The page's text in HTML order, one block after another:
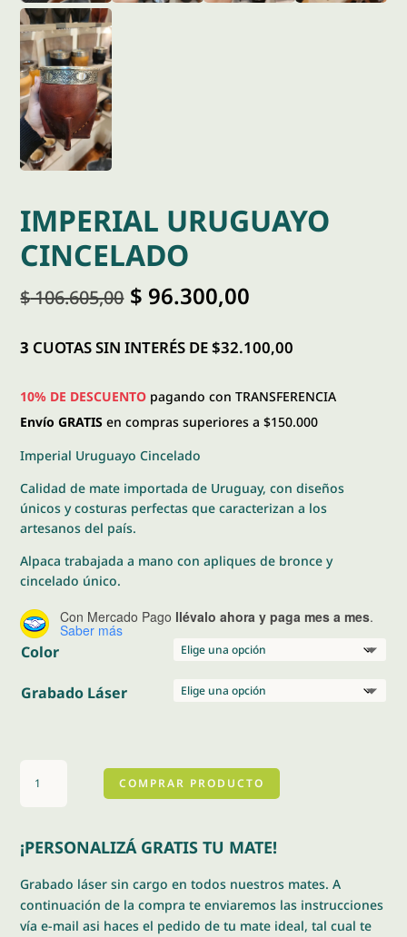
IMPERIAL URUGUAYO
CINCELADO
$106.605,00 El
precio
original
era:
$ 96.300,00
es:
3 CUOTAS SIN INTERÉS DE $32.100,00
10% DE DESCUENTO pagando con TRANSFERENCIA
Envío GRATIS en compras superiores a $150.000
Imperial Uruguayo Cincelado
Calidad de mate importada de Uruguay, con diseños
únicos y costuras perfectas que caracterizan a los
artesanos del país.
Alpaca trabajada a mano con apliques de bronce y
cincelado único.
Con Mercado Pago llévalo ahora y paga mes a mes.
Saber más
Color
Grabado Láser
Uruguayo
COMPRAR PRODUCTO
¡PERSONALIZÁ GRATIS TU MATE!
Grabado láser sin cargo en todos nuestros mates. A
continuación de la compra te enviaremos las instrucciones
vía e-mail asi haces el pedido de tu mate ideal, tal cual te